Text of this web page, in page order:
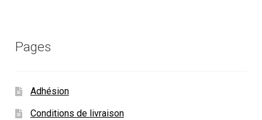
Pages
Adhésion
Conditions de livraison